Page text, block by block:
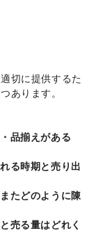
切に提供するた
あります。
品揃えがある
る時期と売り出
たどのように陳
売る量はどれく